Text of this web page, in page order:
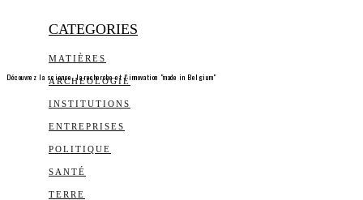
CATEGORIES
MATIÈRES
ARCHEOLOGIE
INSTITUTIONS
ENTREPRISES
POLITIQUE
SANTÉ
TERRE
Découvrez la science, la recherche et l’innovation "made in Belgium"